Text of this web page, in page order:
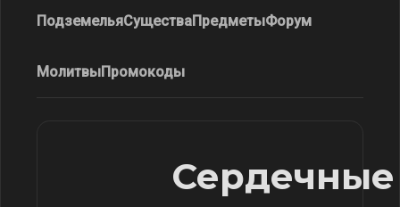
ПодземельяСуществаПредметыФорум
МолитвыПромокоды
Сердечные